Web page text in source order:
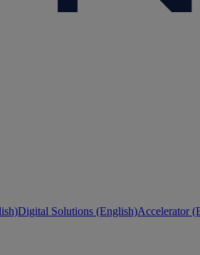
Digital Solutions (English)Accelerator